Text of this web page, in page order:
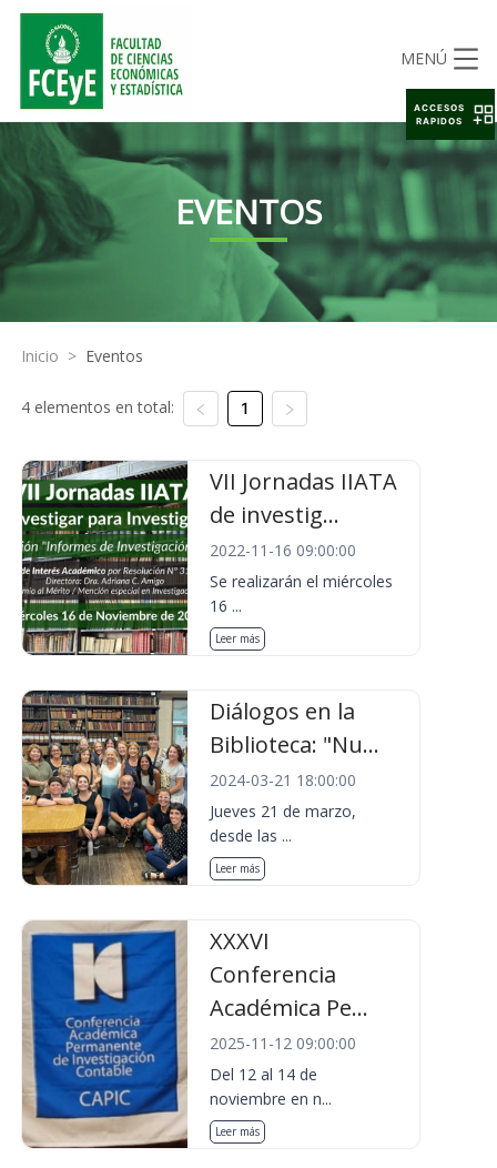
MENÚ
EVENTOS
Inicio > Eventos
4 elementos en total: 1
VII Jornadas IIATA
de investig...
2022-11-16 09:00:00
Se realizarán el miércoles
16 ...
Leer más
Diálogos en la
Biblioteca: "Nu...
2024-03-21 18:00:00
Jueves 21 de marzo,
desde las ...
Leer más
XXXVI
Conferencia
Académica Pe...
2025-11-12 09:00:00
Del 12 al 14 de
noviembre en n...
Leer más
ACCESOS
RAPIDOS